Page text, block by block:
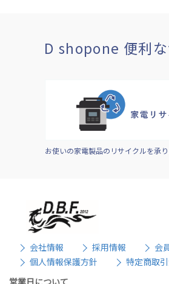
D shopone 便利
お使いの家電製品のリサイクルを承
会社情報 採用情報
会
個人情報保護方針
特定商取